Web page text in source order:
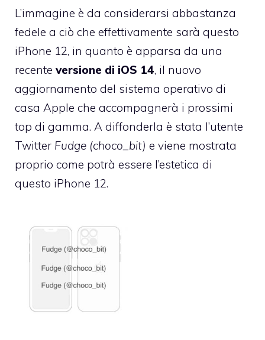
L’immagine è da considerarsi abbastanza
fedele a ciò che effettivamente sarà questo
iPhone 12, in quanto è apparsa da una
recente versione di iOS 14, il nuovo
aggiornamento del sistema operativo di
casa Apple che accompagnerà i prossimi
top di gamma. A diffonderla è stata l’utente
Twitter Fudge (choco_bit) e viene mostrata
proprio come potrà essere l’estetica di
questo iPhone 12.